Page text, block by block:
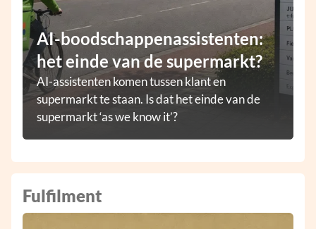
AI-boodschappenassistenten:
het einde van de supermarkt?
AI-assistenten komen tussen klant en
supermarkt te staan. Is dat het einde van de
supermarkt ‘as we know it’?
Fulfilment